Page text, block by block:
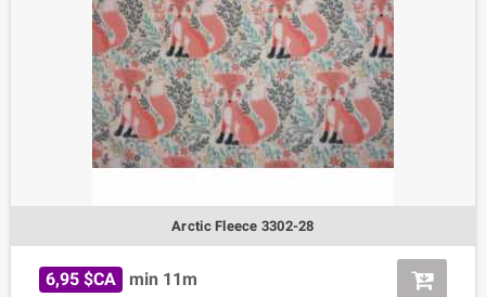
Arctic Fleece 3302-28
6,95 $CA min 11m